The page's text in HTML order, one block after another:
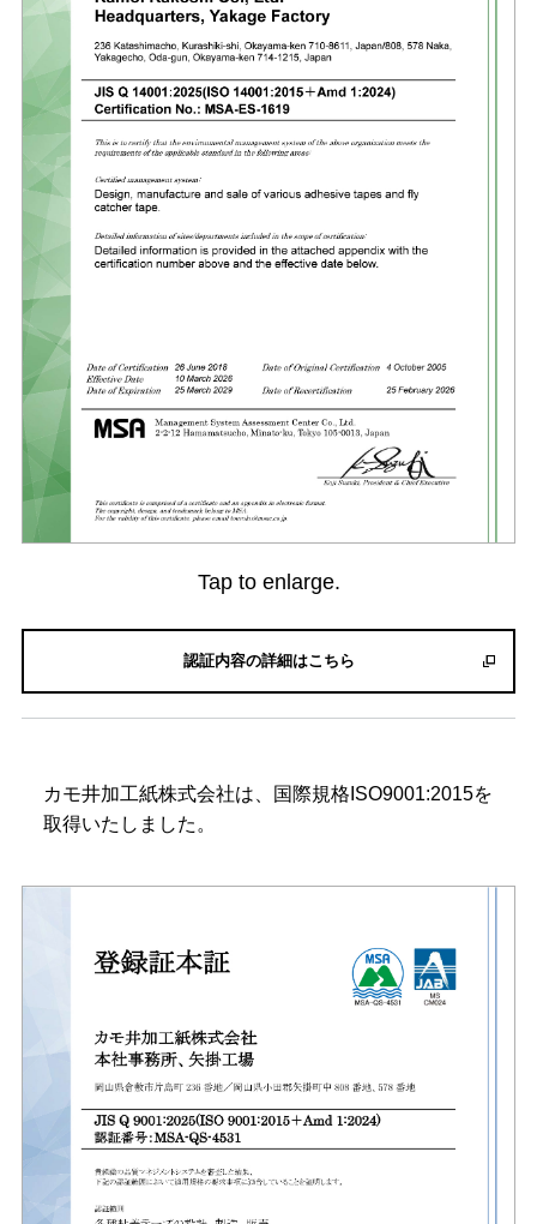
Tap to enlarge.
認証内容の詳細はこちら
カモ井加工紙株式会社は、国際規格ISO9001:2015を
取得いたしました。